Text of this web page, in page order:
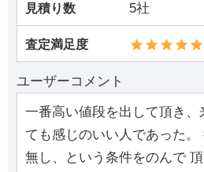
見積り数 5社
査定満足度
ユーザーコメント
一番高い値段を出して頂き、
ても感じのいい人であった
無し、という条件をのんで